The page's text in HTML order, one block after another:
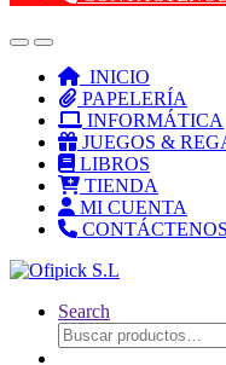
INICIO
PAPELERÍA
INFORMÁTICA
JUEGOS &
LIBROS
TIENDA
MI CUENTA
CONTÁCTENOS
Search
Buscar
por: